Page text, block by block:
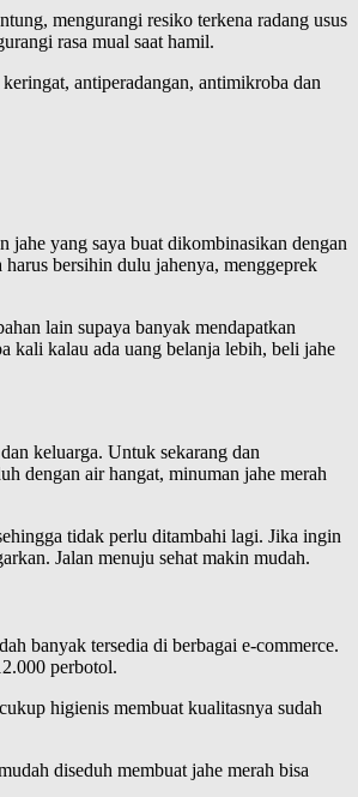
mengurangi resiko terkena radang usus
rasa mual saat hamil.
antiperadangan, antimikroba dan
jahe yang saya buat dikombinasikan dengan
bersihin dulu jahenya, menggeprek
lain supaya banyak mendapatkan
kali kalau ada uang belanja lebih, beli jahe
keluarga. Untuk sekarang dan
dengan air hangat, minuman jahe merah
tidak perlu ditambahi lagi. Jika ingin
Jalan menuju sehat makin mudah.
banyak tersedia di berbagai e-commerce.
perbotol.
higienis membuat kualitasnya sudah
diseduh membuat jahe merah bisa